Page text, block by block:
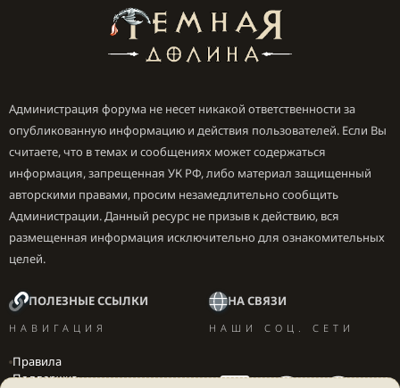
Администрация форума не несет никакой ответственности за
опубликованную информацию и действия пользователей. Если Вы
считаете, что в темах и сообщениях может содержаться
информация, запрещенная УК РФ, либо материал защищенный
авторскими правами, просим незамедлительно сообщить
Администрации. Данный ресурс не призыв к действию, вся
размещенная информация исключительно для ознакомительных
целей.
ПОЛЕЗНЫЕ ССЫЛКИ
НАВИГАЦИЯ
Правила
Поддержка
НА СВЯЗИ
НАШИ СОЦ. СЕТИ